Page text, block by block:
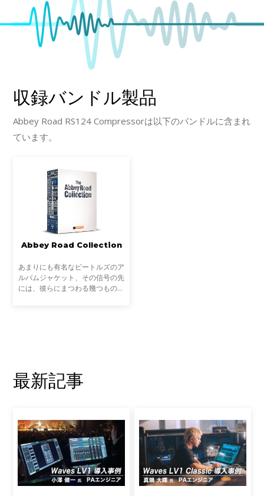
収録バンドル製品
Abbey Road RS124 Compressorは以下のバンドルに含まれ
ています。
Abbey Road Collection
あまりにも有名なビートルズのア
ルバムジャケット、その信号の先
には、彼らにまつわる幾つもの逸
最新記事